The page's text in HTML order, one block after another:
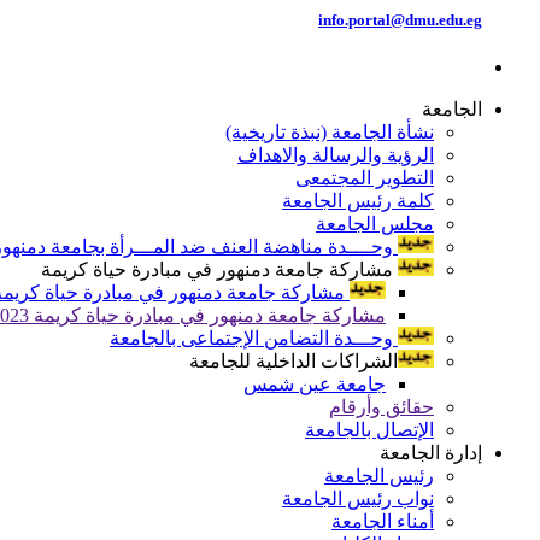
info.portal@dmu.edu.eg
الجامعة
نشأة الجامعة (نبذة تاريخية)
الرؤية والرسالة والاهداف
التطوير المجتمعى
كلمة رئيس الجامعة
مجلس الجامعة
وحــــدة مناهضة العنف ضد المـــرأة بجامعة
مشاركة جامعة دمنهور في مبادرة حياة كريمة
مشاركة جامعة دمنهور في مبادرة حياة كريمة
مشاركة جامعة دمنهور في مبادرة حياة كريمة 2023
وحـــدة التضامن الإجتماعى بالجامعة
الشراكات الداخلية للجامعة
جامعة عين شمس
حقائق وأرقام
الإتصال بالجامعة
إدارة الجامعة
رئيس الجامعة
نواب رئيس الجامعة
أمناء الجامعة